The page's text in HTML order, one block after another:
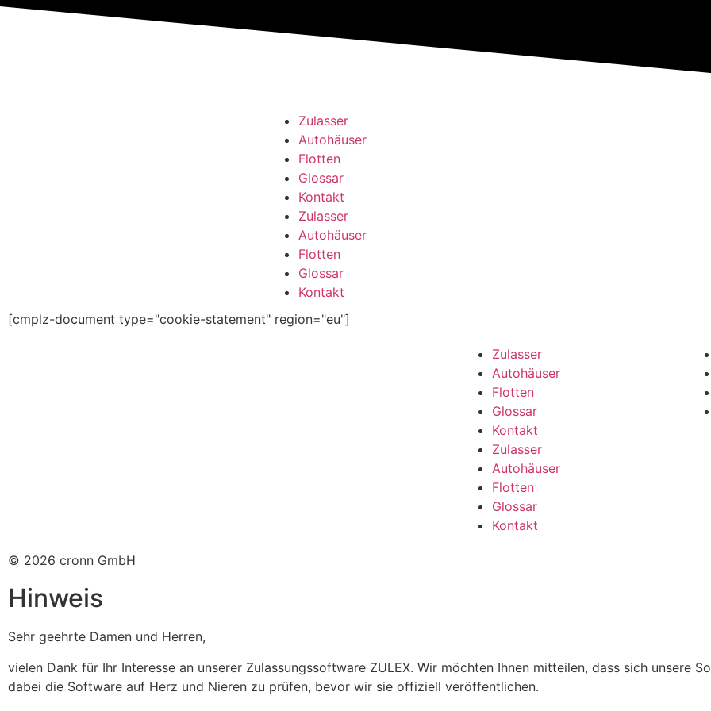
Zulasser
Autohäuser
Flotten
Glossar
Kontakt
Zulasser
Autohäuser
Flotten
Glossar
Kontakt
[cmplz-document type="cookie-statement" region="eu"]
Zulasser
Autohäuser
Flotten
Glossar
Kontakt
Zulasser
Autohäuser
Flotten
Glossar
Kontakt
© 2026 cronn GmbH
Hinweis
Sehr geehrte Damen und Herren,
vielen Dank für Ihr Interesse an unserer Zulassungssoftware ZULEX. Wir möchten Ihnen mitteilen, dass sich unsere
dabei die Software auf Herz und Nieren zu prüfen, bevor wir sie offiziell veröffentlichen.